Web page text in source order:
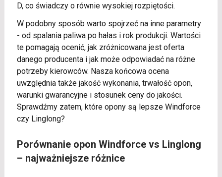
D, co świadczy o równie wysokiej rozpiętości.
W podobny sposób warto spojrzeć na inne parametry
- od spalania paliwa po hałas i rok produkcji. Wartości
te pomagają ocenić, jak zróżnicowana jest oferta
danego producenta i jak może odpowiadać na różne
potrzeby kierowców. Nasza końcowa ocena
uwzględnia także jakość wykonania, trwałość opon,
warunki gwarancyjne i stosunek ceny do jakości.
Sprawdźmy zatem, które opony są lepsze Windforce
czy Linglong?
Porównanie opon Windforce vs Linglong
– najważniejsze różnice